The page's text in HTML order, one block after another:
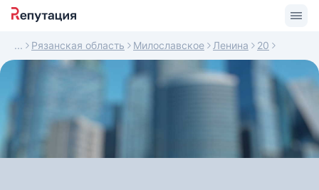
Рязанская область Милославское Ленина 20